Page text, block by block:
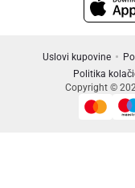
Uslovi kupovine
Politika
Copyright ©